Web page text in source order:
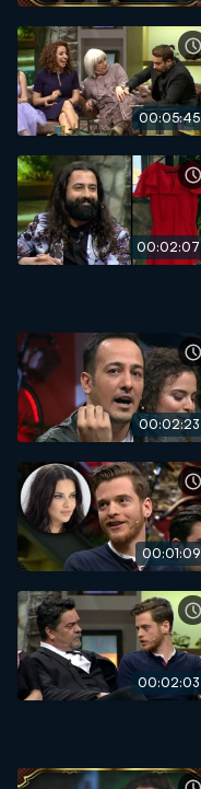
00:05:45
00:02:07
00:02:23
00:01:09
00:02:03